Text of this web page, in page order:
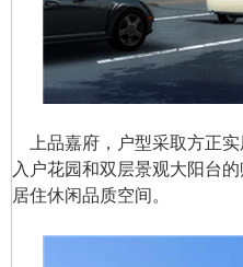
上品嘉府，户型采取方正实
入户花园和双层景观大阳台
居住休闲品质空间。